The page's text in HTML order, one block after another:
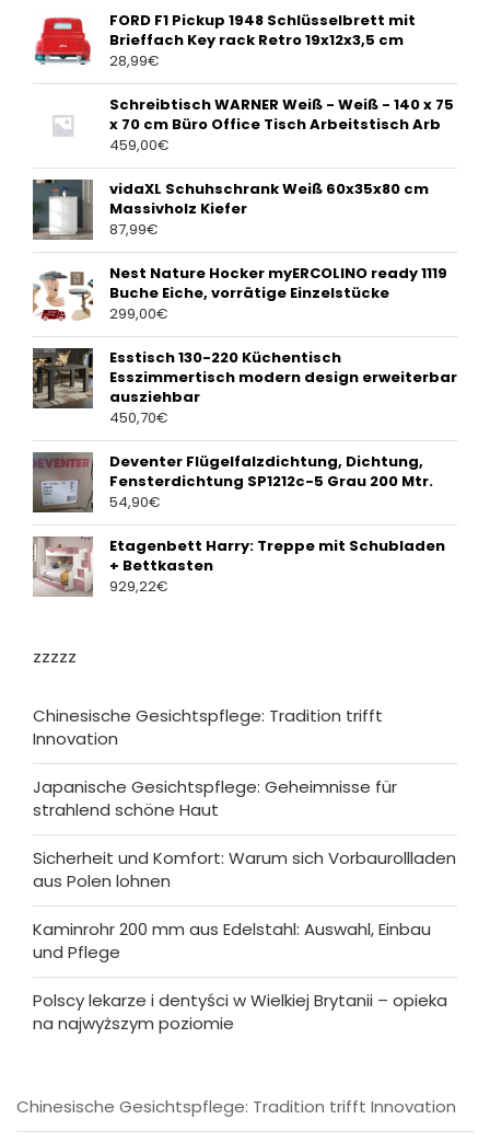
FORD F1 Pickup 1948 Schlüsselbrett mit
Brieffach Key rack Retro 19x12x3,5 cm
28,99€
Schreibtisch WARNER Weiß - Weiß - 140 x 75
x 70 cm Büro Office Tisch Arbeitstisch Arb
459,00€
vidaXL Schuhschrank Weiß 60x35x80 cm
Massivholz Kiefer
87,99€
Nest Nature Hocker myERCOLINO ready 1119
Buche Eiche, vorrätige Einzelstücke
299,00€
Esstisch 130-220 Küchentisch
Esszimmertisch modern design erweiterbar
ausziehbar
450,70€
Deventer Flügelfalzdichtung, Dichtung,
Fensterdichtung SP1212c-5 Grau 200 Mtr.
54,90€
Etagenbett Harry: Treppe mit Schubladen
+ Bettkasten
929,22€
zzzzz
Chinesische Gesichtspflege: Tradition trifft
Innovation
Japanische Gesichtspflege: Geheimnisse für
strahlend schöne Haut
Sicherheit und Komfort: Warum sich Vorbaurollladen
aus Polen lohnen
Kaminrohr 200 mm aus Edelstahl: Auswahl, Einbau
und Pflege
Polscy lekarze i dentyści w Wielkiej Brytanii – opieka
na najwyższym poziomie
Chinesische Gesichtspflege: Tradition trifft Innovation